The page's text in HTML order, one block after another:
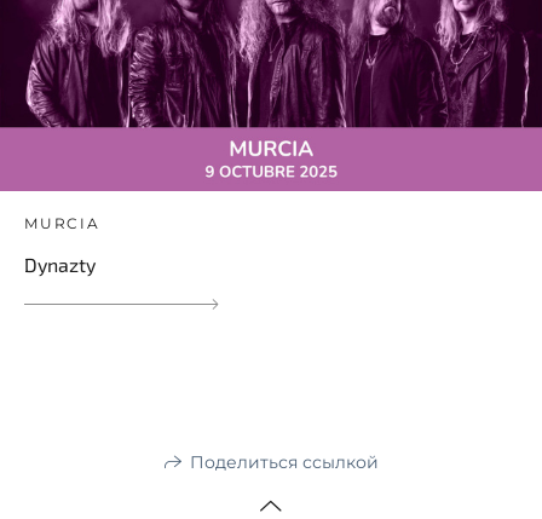
MURCIA
Dynazty
Поделиться ссылкой